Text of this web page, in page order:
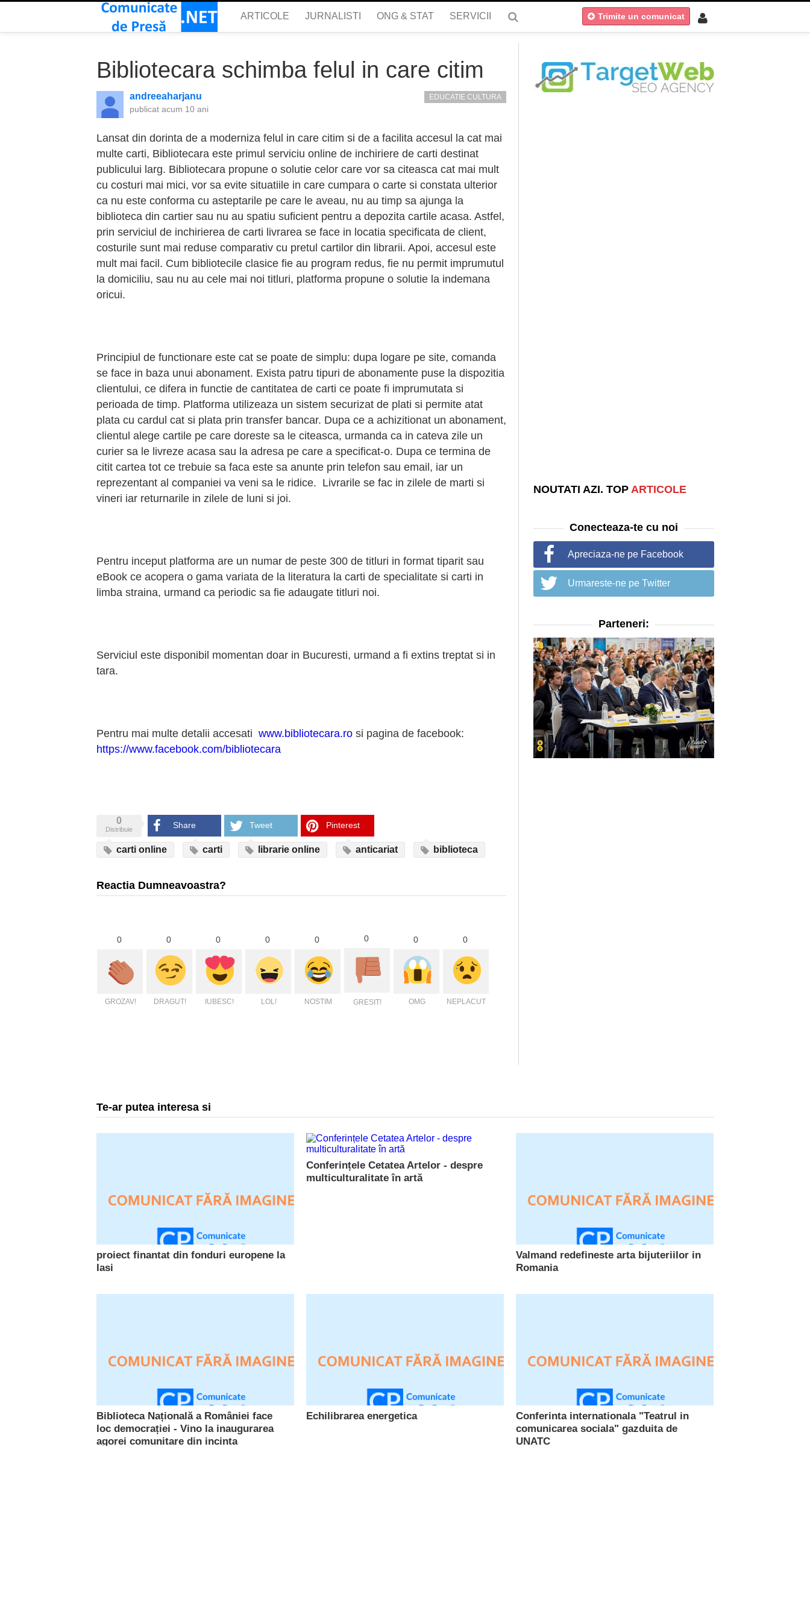
ARTICOLE JURNALISTI ONG & STAT SERVICII Trimite un comunicat
Bibliotecara schimba felul in care citim
andreeaharjanu
publicat acum 10 ani
EDUCATIE CULTURA
Lansat din dorinta de a moderniza felul in care citim si de a facilita accesul la cat mai
multe carti, Bibliotecara este primul serviciu online de inchiriere de carti destinat
publicului larg. Bibliotecara propune o solutie celor care vor sa citeasca cat mai mult
cu costuri mai mici, vor sa evite situatiile in care cumpara o carte si constata ulterior
ca nu este conforma cu asteptarile pe care le aveau, nu au timp sa ajunga la
biblioteca din cartier sau nu au spatiu suficient pentru a depozita cartile acasa. Astfel,
prin serviciul de inchirierea de carti livrarea se face in locatia specificata de client,
costurile sunt mai reduse comparativ cu pretul cartilor din librarii. Apoi, accesul este
mult mai facil. Cum bibliotecile clasice fie au program redus, fie nu permit imprumutul
la domiciliu, sau nu au cele mai noi titluri, platforma propune o solutie la indemana
oricui.
Principiul de functionare este cat se poate de simplu: dupa logare pe site, comanda
se face in baza unui abonament. Exista patru tipuri de abonamente puse la dispozitia
clientului, ce difera in functie de cantitatea de carti ce poate fi imprumutata si
perioada de timp. Platforma utilizeaza un sistem securizat de plati si permite atat
plata cu cardul cat si plata prin transfer bancar. Dupa ce a achizitionat un abonament,
clientul alege cartile pe care doreste sa le citeasca, urmanda ca in cateva zile un
curier sa le livreze acasa sau la adresa pe care a specificat-o. Dupa ce termina de
citit cartea tot ce trebuie sa faca este sa anunte prin telefon sau email, iar un
reprezentant al companiei va veni sa le ridice. Livrarile se fac in zilele de marti si
vineri iar returnarile in zilele de luni si joi.
Pentru inceput platforma are un numar de peste 300 de titluri in format tiparit sau
eBook ce acopera o gama variata de la literatura la carti de specialitate si carti in
limba straina, urmand ca periodic sa fie adaugate titluri noi.
Serviciul este disponibil momentan doar in Bucuresti, urmand a fi extins treptat si in
tara.
Pentru mai multe detalii accesati www.bibliotecara.rosi pagina de facebook:
https://www.facebook.com/bibliotecara
0
Distribuie Share Tweet Pinterest
carti online carti librarie online anticariat biblioteca
Reactia Dumneavoastra?
0
GROZAV!
0
DRAGUT!
0
IUBESC!
0
LOL!
0
NOSTIM
0
GRESIT!
0
OMG
0
NEPLACUT
NOUTATI AZI. TOP ARTICOLE
Conecteaza-te cu noi
Apreciaza-ne pe Facebook
Urmareste-ne pe Twitter
Parteneri:
Te-ar putea interesa si
proiect finantat din fonduri europene la
Iasi
Conferințele Cetatea Artelor - despre
multiculturalitate în artă
Valmand redefineste arta bijuteriilor in
Romania
Biblioteca Națională a României face
loc democrației - Vino la inaugurarea
agorei comunitare din incinta
Echilibrarea energetica
Conferinta internationala "Teatrul in
comunicarea sociala" gazduita de
UNATC